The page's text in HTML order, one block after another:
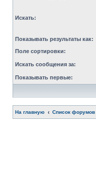
Искать:
Показывать результаты как:
Поле сортировки:
Искать сообщения за:
Показывать первые:
На главную Список форумов